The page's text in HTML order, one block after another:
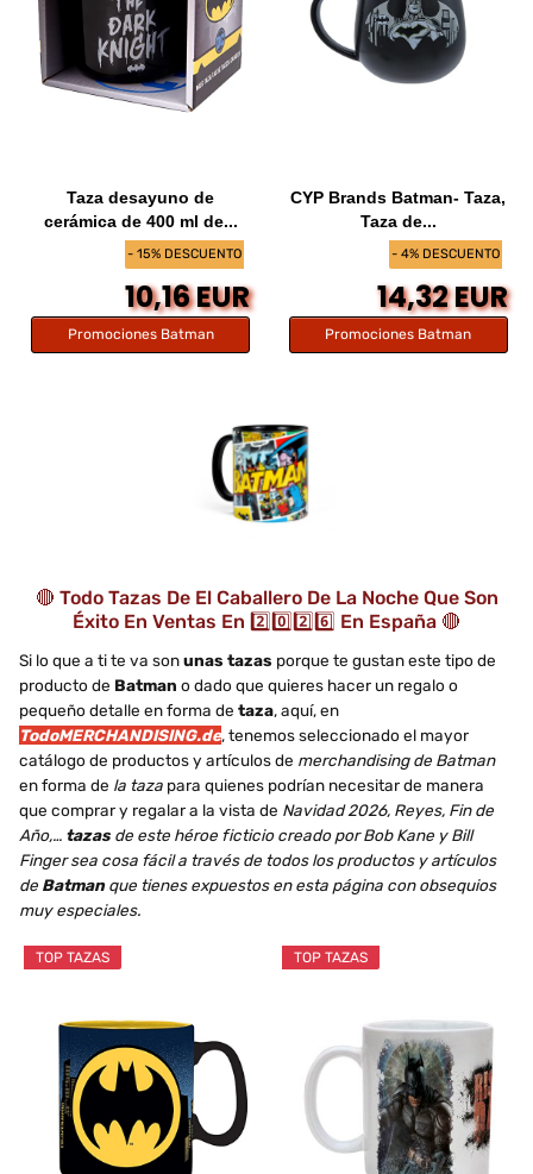
- 15% DESCUENTO
Taza desayuno de
cerámica de 400 ml de...
10,16 EUR
Promociones Batman
- 4% DESCUENTO
CYP Brands Batman- Taza,
Taza de...
14,32 EUR
Promociones Batman
🔴 Todo Tazas De El Caballero De La Noche Que Son
Éxito En Ventas En 2️⃣0️⃣2️⃣6️⃣ En España 🔴
Si lo que a ti te va sonunas tazas porque te gustan este tipo de
producto de Batman o dado que quieres hacer un regalo o
pequeño detalle en forma de taza, aquí, en
TodoMERCHANDISING.de, tenemos seleccionado el mayor
catálogo de productos y artículos de merchandising de Batman
en forma de la taza para quienes podrían necesitar de manera
que comprar y regalar a la vista de Navidad 2026, Reyes, Fin de
Año,… tazas de este héroe ficticio creado por Bob Kane y Bill
Finger sea cosa fácil a través de todos los productos y artículos
de Batmanque tienes expuestos en esta página con obsequios
muy especiales.
TOP TAZAS TOP TAZAS